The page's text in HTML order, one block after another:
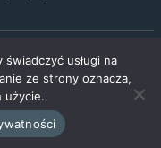
usługi na
ze strony oznacza,
użycie.